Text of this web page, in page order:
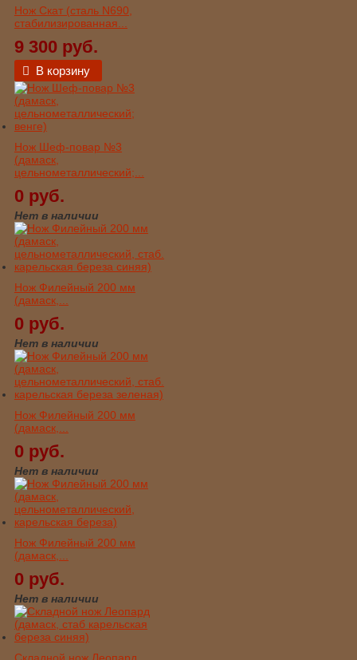
Нож Скат (сталь N690,
стабилизированная...
9 300 руб.
В корзину
Нож Шеф-повар №3
(дамаск,
цельнометаллический;...
0 руб.
Нет в наличии
Нож Филейный 200 мм
(дамаск,...
0 руб.
Нет в наличии
Нож Филейный 200 мм
(дамаск,...
0 руб.
Нет в наличии
Нож Филейный 200 мм
(дамаск,...
0 руб.
Нет в наличии